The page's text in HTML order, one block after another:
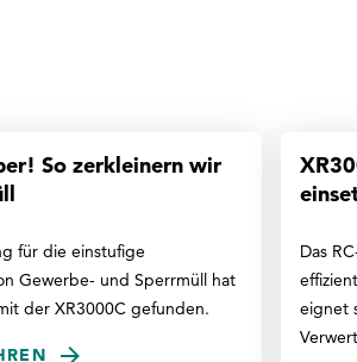
So zerkleinern wir
für die einstufige
Gewerbe- und Sperrmüll hat
der XR3000C gefunden.
Das
eignet